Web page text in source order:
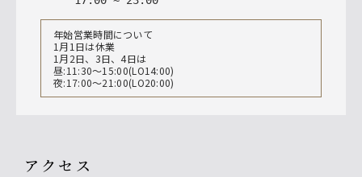
年始営業時間について
1月1日は休業
1月2日、3日、4日は
昼:11:30〜15:00(LO14:00)
夜:17:00〜21:00(LO20:00)
アクセス